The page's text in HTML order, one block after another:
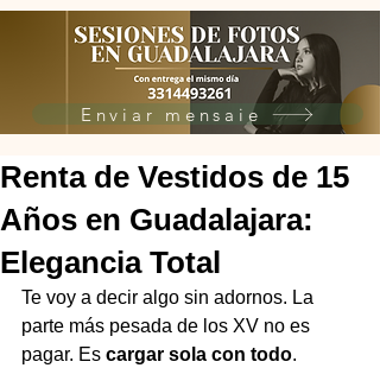
Enviar mensaje
Renta de Vestidos de 15
Años en Guadalajara:
Elegancia Total
Te voy a decir algo sin adornos. La
parte más pesada de los XV no es
pagar. Es cargar sola con todo.